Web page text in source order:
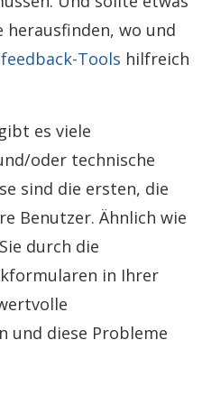
herausfinden, wo und
Tools hilfreich
es viele
oder technische
sind die ersten, die
Benutzer. Ähnlich wie
durch die
in Ihrer
und diese Probleme